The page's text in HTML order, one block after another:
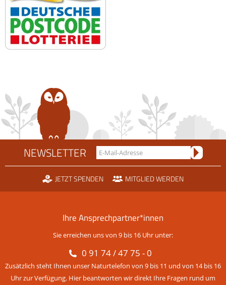
NEWSLETTER
JETZT SPENDEN MITGLIED WERDEN
Ihre Ansprechpartner*innen
Sie erreichen uns von 9 bis 16 Uhr unter:
0 91 74 / 47 75 - 0
Zusätzlich steht Ihnen unser Naturtelefon von 9 bis 11 und von 14 bis 16
Uhr zur Verfügung. Hier beantworten wir direkt Ihre Fragen rund um